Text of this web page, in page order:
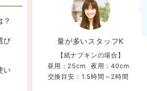
2020/07/15
投
おすすめレベル：
あったかいですね♡
お休みの日に家で使用して
他の方なコメントであるよ
私は少ない方ですが、ちょ
量が多いスタッフK
【紙ナプキンの場合】
昼用：25cm
夜用：40cm
交換目安：1.5時間～2時間
び
い